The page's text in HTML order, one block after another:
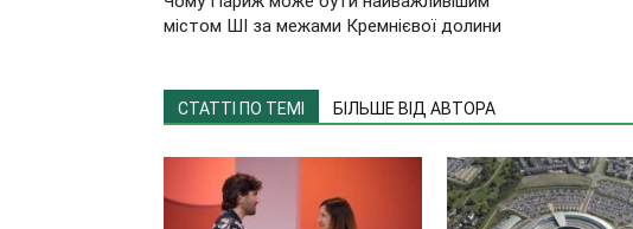
містом ШІ за межами Кремнієвої долини
СТАТТІ ПО ТЕМІ БІЛЬШЕ ВІД АВТОРА